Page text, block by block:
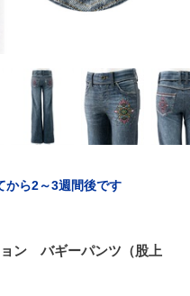
から2～3週間後です
ン バギーパンツ（股上